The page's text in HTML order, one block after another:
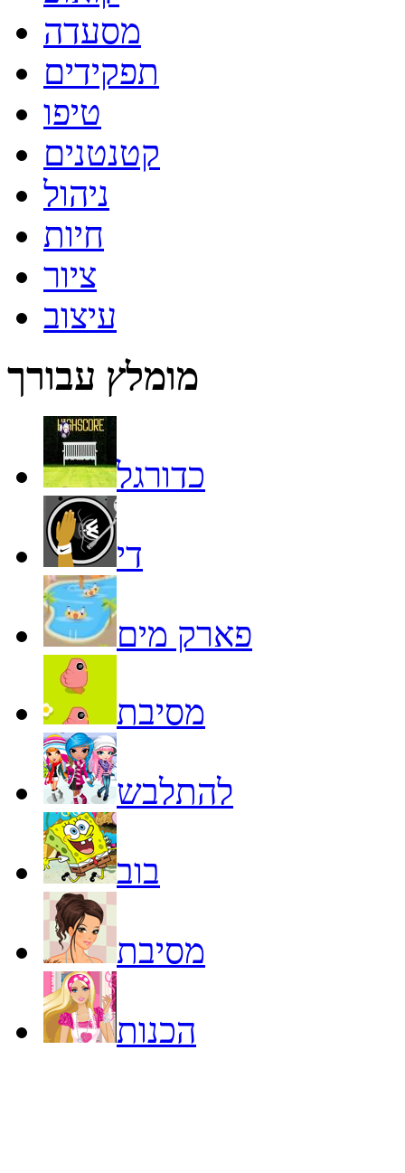
מסעדה
תפקידים
טיפו
קטנטנים
ניהול
חיות
ציור
עיצוב
מומלץ עבורך
כדורגל
די
פארק מים
מסיבת
להתלבש
בוב
מסיבת
הכנות